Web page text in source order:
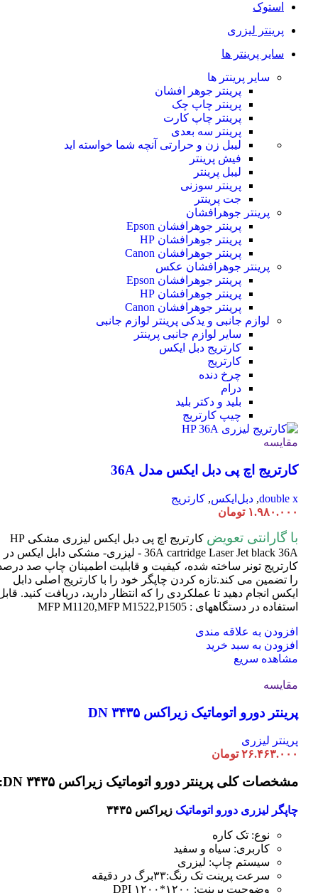
استوک
پرینتر لیزری
سایر پرینتر ها
سایر پرینتر ها
پرینتر جوهر افشان
پرینتر چاپ چک
پرینتر چاپ کارت
پرینتر سه بعدی
لیبل زن و حرارتی آنچه شما خواسته اید
فیش پرینتر
لیبل پرینتر
پرینتر سوزنی
جت پرینتر
پرینتر جوهرافشان
پرینتر جوهرافشان Epson
پرینتر جوهرافشان HP
پرینتر جوهرافشان Canon
پرینتر جوهرافشان عکس
پرینتر جوهرافشان Epson
پرینتر جوهرافشان HP
پرینتر جوهرافشان Canon
لوازم جانبی و یدکی پرینتر لوازم جانبی
سایر لوازم جانبی پرینتر
کارتریج دبل ایکس
کارتریج
چرخ دنده
درام
بلید و دکتر بلید
چیپ کارتریج
مقایسه
کارتریج اچ پی دبل ایکس مدل 36A
double x
, دبل‌ایکس, کارتریج
۱.۹۸۰.۰۰۰ تومان
با گارانتی تعویض
کارتریج اچ پی دبل ایکس لیزری مشکی HP
36A cartridge Laser
Jet black 36A - لیزری- مشکی دابل ایکس در
کارتریج تونر ساخته شده، کیفیت و قابلیت اطمینان چاپ صد
را تضمین می کند.تازه کردن چاپگر خود را با کارتریج اصلی دابل
ایکس انجام دهید تا عملکردی را که انتظار دارید، دریافت کنید.
استفاده در دستگاههای : MFP M1120,MFP M1522,P1505
افزودن به علاقه مندی
افزودن به سبد خرید
مشاهده سریع
مقایسه
پرینتر دورو اتوماتیک زیراکس DN ۳۴۳۵
پرینتر لیزری
۲۶.۴۶۳.۰۰۰ تومان
مشخصات کلی پرینتر دورو اتوماتیک زیراکس DN ۳۴۳۵:
چاپگر لیزری دورو اتوماتیک زیراکس ۳۴۳۵
نوع: تک کاره
کاربری: سیاه و سفید
سیستم چاپ: لیزری
سرعت پرینت تک رنگ:۳۳برگ در دقیقه
وضوحیت پرینت: ۱۲۰۰*۱۲۰۰ DPI